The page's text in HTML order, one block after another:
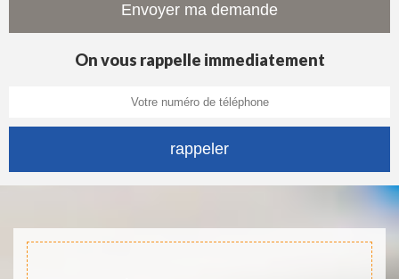
On vous rappelle immediatement